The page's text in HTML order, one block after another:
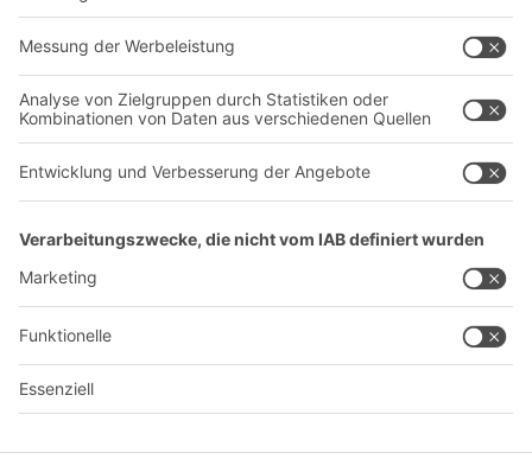
Produktionsstandorte
Karriere
BIT O
YOUR LIFE.
+41 41 790 20 64